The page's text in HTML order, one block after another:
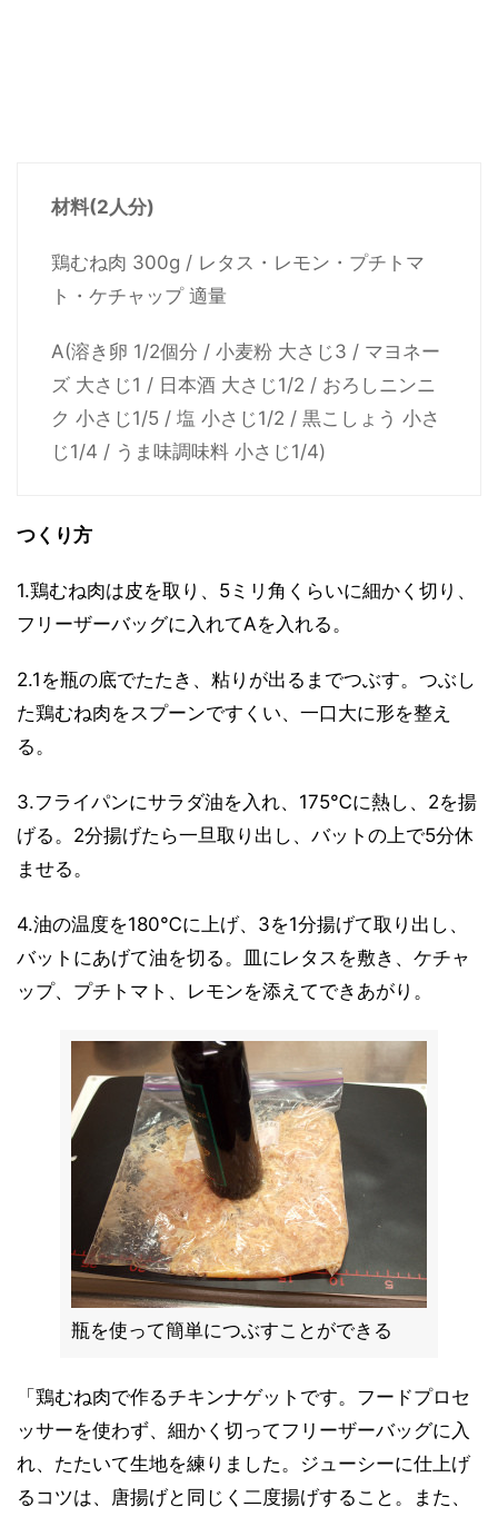
材料(2人分)
鶏むね肉 300g / レタス・レモン・プチトマ
ト・ケチャップ 適量
A(溶き卵 1/2個分 / 小麦粉 大さじ3 / マヨネー
ズ 大さじ1 / 日本酒 大さじ1/2 / おろしニンニ
ク 小さじ1/5 / 塩 小さじ1/2 / 黒こしょう 小さ
じ1/4 / うま味調味料 小さじ1/4)
つくり方
1.鶏むね肉は皮を取り、5ミリ角くらいに細かく切り、
フリーザーバッグに入れてAを入れる。
2.1を瓶の底でたたき、粘りが出るまでつぶす。つぶし
た鶏むね肉をスプーンですくい、一口大に形を整え
る。
3.フライパンにサラダ油を入れ、175℃に熱し、2を揚
げる。2分揚げたら一旦取り出し、バットの上で5分休
ませる。
4.油の温度を180℃に上げ、3を1分揚げて取り出し、
バットにあげて油を切る。皿にレタスを敷き、ケチャ
ップ、プチトマト、レモンを添えてできあがり。
瓶を使って簡単につぶすことができる
「鶏むね肉で作るチキンナゲットです。フードプロセ
ッサーを使わず、細かく切ってフリーザーバッグに入
れ、たたいて生地を練りました。ジューシーに仕上げ
るコツは、唐揚げと同じく二度揚げすること。また、